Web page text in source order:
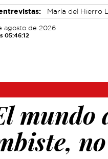
María del Hierro
agosto de 2026
05:46:13
mundo